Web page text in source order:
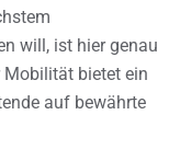
will, ist hier genau
Mobilität bietet ein
auf bewährte